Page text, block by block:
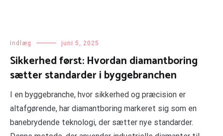
Indlæg juni 5, 2025
Sikkerhed først: Hvordan diamantboring
sætter standarder i byggebranchen
I en byggebranche, hvor sikkerhed og præcision er
altafgørende, har diamantboring markeret sig som en
banebrydende teknologi, der sætter nye standarder.